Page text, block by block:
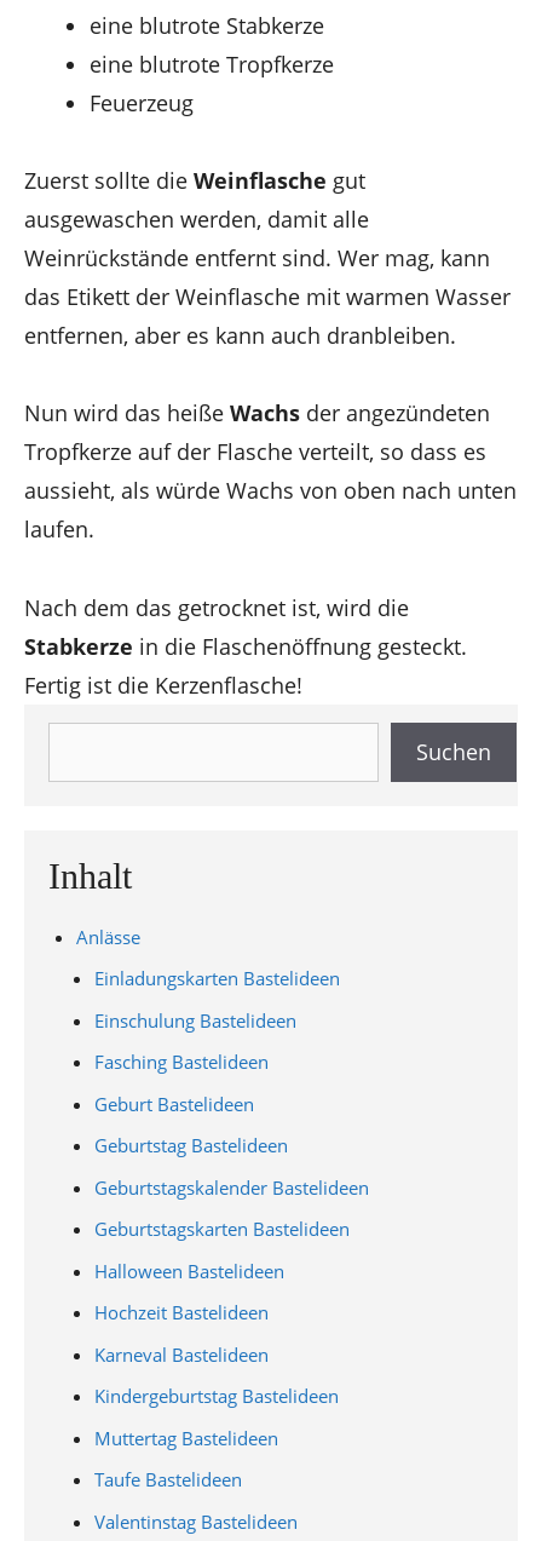
eine blutrote Stabkerze
eine blutrote Tropfkerze
Feuerzeug
Zuerst sollte die Weinflasche gut
ausgewaschen werden, damit alle
Weinrückstände entfernt sind. Wer mag, kann
das Etikett der Weinflasche mit warmen Wasser
entfernen, aber es kann auch dranbleiben.
Nun wird das heiße Wachs der angezündeten
Tropfkerze auf der Flasche verteilt, so dass es
aussieht, als würde Wachs von oben nach unten
laufen.
Nach dem das getrocknet ist, wird die
Stabkerze in die Flaschenöffnung gesteckt.
Fertig ist die Kerzenflasche!
Suchen
Inhalt
Anlässe
Einladungskarten Bastelideen
Einschulung Bastelideen
Fasching Bastelideen
Geburt Bastelideen
Geburtstag Bastelideen
Geburtstagskalender Bastelideen
Geburtstagskarten Bastelideen
Halloween Bastelideen
Hochzeit Bastelideen
Karneval Bastelideen
Kindergeburtstag Bastelideen
Muttertag Bastelideen
Taufe Bastelideen
Valentinstag Bastelideen